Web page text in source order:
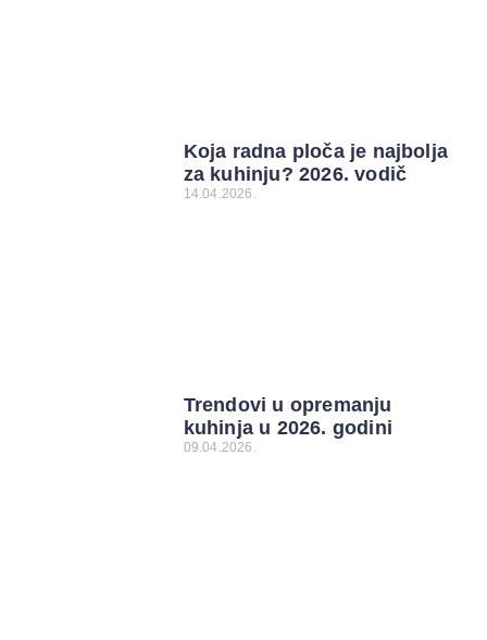
Koja radna ploča je najbolja
za kuhinju? 2026. vodič
14.04.2026.
Trendovi u opremanju
kuhinja u 2026. godini
09.04.2026.